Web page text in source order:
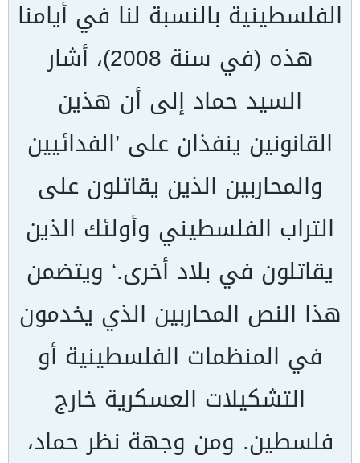
الفلسطينية بالنسبة لنا في أيامنا
هذه (في سنة 2008)، أشار
السيد حماد إلى أن هذين
القانونين ينفذان على ’الفدائيين
والمحاربين الذين يقاتلون على
التراب الفلسطيني وأولئك الذين
يقاتلون في بلاد أخرى.‘ ويتضمن
هذا النص المحاربين الذي يخدمون
في المنظمات الفلسطينية أو
التشكيلات العسكرية خارج
فلسطين. ومن وجهة نظر حماد،